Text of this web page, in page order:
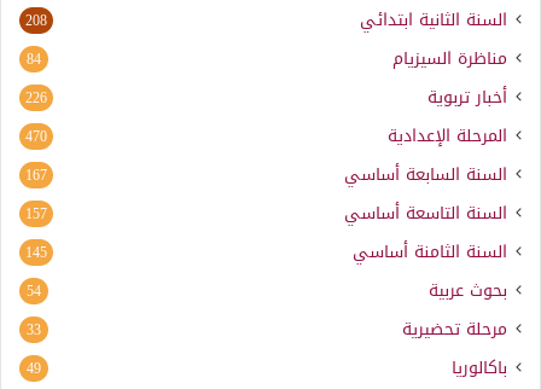
السنة الثانية ابتدائي 208
مناظرة السيزيام 84
أخبار تربوية 226
المرحلة الإعدادية 470
السنة السابعة أساسي 167
السنة التاسعة أساسي 157
السنة الثامنة أساسي 145
بحوث عربية 54
مرحلة تحضيرية 33
باكالوريا 49